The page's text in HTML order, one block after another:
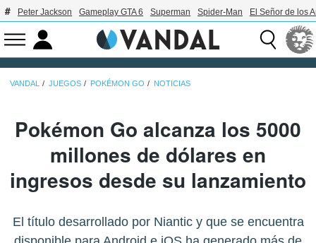
Peter Jackson Gameplay GTA 6 Superman Spider-Man El Señor de los
VANDAL JUEGOS POKÉMON GO NOTICIAS
Pokémon Go alcanza los 5000
millones de dólares en
ingresos desde su lanzamiento
El título desarrollado por Niantic y que se encuentra